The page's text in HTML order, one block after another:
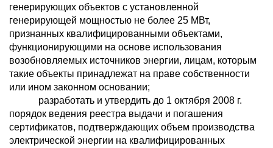
генерирующих объектов с установленной
генерирующей мощностью не более 25 МВт,
признанных квалифицированными объектами,
функционирующими на основе использования
возобновляемых источников энергии, лицам, которым
такие объекты принадлежат на праве собственности
или ином законном основании;
разработать и утвердить до 1 октября 2008 г.
порядок ведения реестра выдачи и погашения
сертификатов, подтверждающих объем производства
электрической энергии на квалифицированных